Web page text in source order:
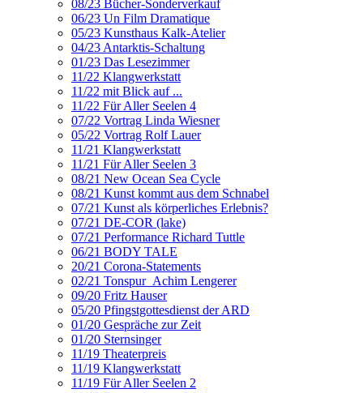
08/23 Bücher-Sonderverkauf
06/23 Un Film Dramatique
05/23 Kunsthaus Kalk-Atelier
04/23 Antarktis-Schaltung
01/23 Das Lesezimmer
11/22 Klangwerkstatt
11/22 mit Blick auf ...
11/22 Für Aller Seelen 4
07/22 Vortrag Linda Wiesner
05/22 Vortrag Rolf Lauer
11/21 Klangwerkstatt
11/21 Für Aller Seelen 3
08/21 New Ocean Sea Cycle
08/21 Kunst kommt aus dem Schnabel
07/21 Kunst als körperliches Erlebnis?
07/21 DE-COR (lake)
07/21 Performance Richard Tuttle
06/21 BODY TALE
20/21 Corona-Statements
02/21 Tonspur_Achim Lengerer
09/20 Fritz Hauser
05/20 Pfingstgottesdienst der ARD
01/20 Gespräche zur Zeit
01/20 Sternsinger
11/19 Theaterpreis
11/19 Klangwerkstatt
11/19 Für Aller Seelen 2